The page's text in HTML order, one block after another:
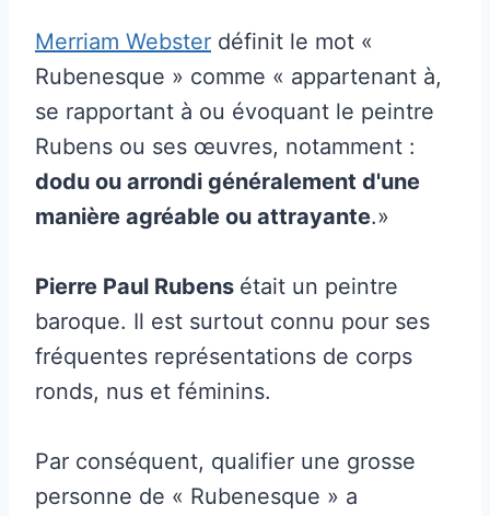
Merriam Webster définit le mot «
Rubenesque » comme « appartenant à,
se rapportant à ou évoquant le peintre
Rubens ou ses œuvres, notamment :
dodu ou arrondi généralement d'une
manière agréable ou attrayante.»
Pierre Paul Rubens était un peintre
baroque. Il est surtout connu pour ses
fréquentes représentations de corps
ronds, nus et féminins.
Par conséquent, qualifier une grosse
personne de « Rubenesque » a